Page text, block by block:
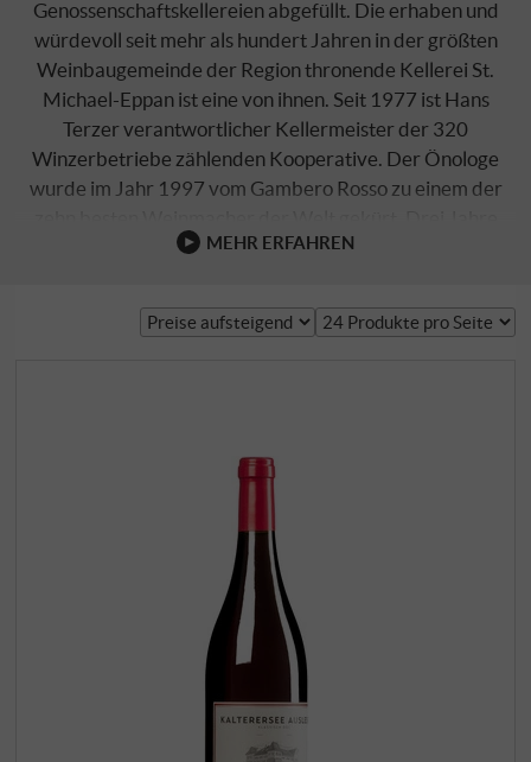
Genossenschaftskellereien abgefüllt. Die erhaben und
würdevoll seit mehr als hundert Jahren in der größten
Weinbaugemeinde der Region thronende Kellerei St.
Michael-Eppan ist eine von ihnen. Seit 1977 ist Hans
Terzer verantwortlicher Kellermeister der 320
Winzerbetriebe zählenden Kooperative. Der Önologe
wurde im Jahr 1997 vom Gambero Rossozu einem der
später …
MEHR ERFAHREN